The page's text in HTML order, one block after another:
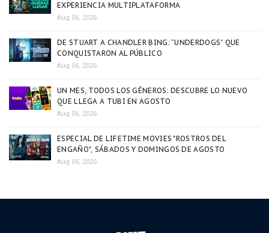
EXPERIENCIA MULTIPLATAFORMA
Aug 06, 2026
DE STUART A CHANDLER BING: “UNDERDOGS” QUE
CONQUISTARON AL PÚBLICO
Aug 06, 2026
UN MES, TODOS LOS GÉNEROS: DESCUBRE LO NUEVO
QUE LLEGA A TUBI EN AGOSTO
Aug 06, 2026
ESPECIAL DE LIFETIME MOVIES "ROSTROS DEL
ENGAÑO", SÁBADOS Y DOMINGOS DE AGOSTO
Aug 05, 2026